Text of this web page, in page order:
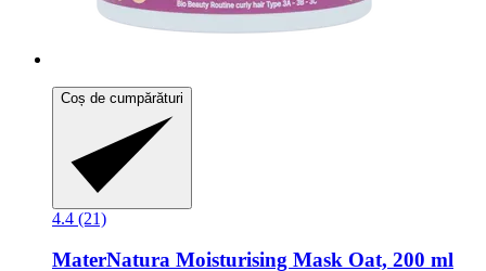
Coș de cumpărături
4.4 (21)
MaterNatura Moisturising Mask Oat, 200 ml